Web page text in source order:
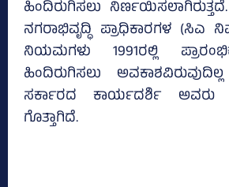
ಹಿಂದಿರುಗಿಸಲು
ನಗರಾಭಿವೃದ್ಧಿ ಪ್ರಾಧಿಕಾರಗಳ (ಸಿಎ
ನಿಯಮಗಳು 1991ರಲ್ಲಿ
ಹಿಂದಿರುಗಿಸಲು
ಸರ್ಕಾರದ ಕಾರ್ಯದರ್ಶಿ ಅವರು
ಗೊತ್ತಾಗಿದೆ.